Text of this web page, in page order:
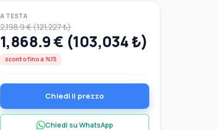
A TESTA
2,198.9 € (121,227 ₺)
1,868.9 € (103,034 ₺)
sconto fino a %15
Chiedi il prezzo
Chiedi su WhatsApp